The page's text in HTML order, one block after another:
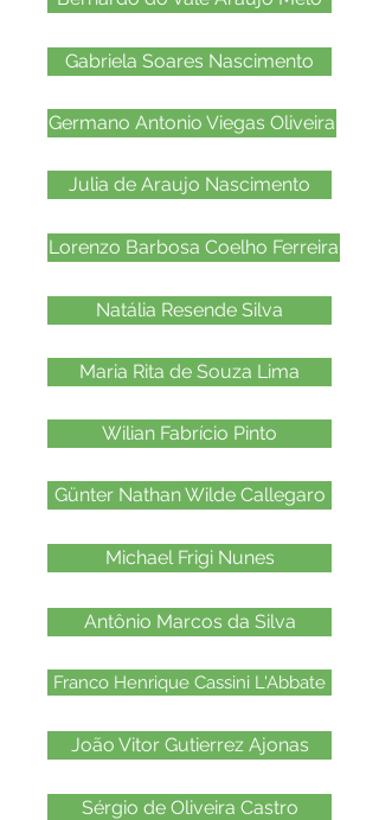
Gabriela Soares Nascimento
Germano Antonio Viegas Oliveira
Julia de Araujo Nascimento
Lorenzo Barbosa Coelho Ferreira
Natália Resende Silva
Maria Rita de Souza Lima
Wilian Fabrício Pinto
Günter Nathan Wilde Callegaro
Michael Frigi Nunes
Antônio Marcos da Silva
Franco Henrique Cassini L'Abbate
João Vitor Gutierrez Ajonas
Sérgio de Oliveira Castro